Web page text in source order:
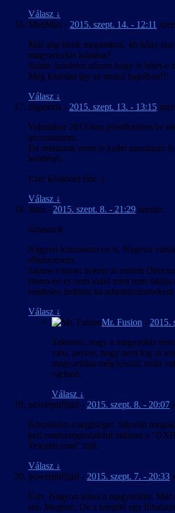
Válasz ↓
MadMax - 2015. szept. 14. - 12:11
Már alig bírok magammal, kb hány
magyarosítás kiadása?
Szinte óránként nézem hogy le lehet-e
Még kitartást így az utolsó hajrában!!!
Válasz ↓
Sigmoria - 2015. szept. 13. - 13:15
Valamikor 2013-ban jelentkeztem be
accountomra.
De miattatok most le kellet porolnom
letöltését.
Ezer köszönet érte :).
Válasz ↓
Jano - 2015. szept. 8. - 21:29 szerint:
Sziasztok.
Nagyon koszonom en is. Nagyon
elismeresem.
Sajnos viszont nekem is eredeti
steam-en es nem indul mert nem talalja
rendesen inditom ha
Válasz ↓
Mr. Fusion - 2015.
Tekintve, hogy a magyarítás
való, persze, hogy nem fog rá
magyarítása még készül, talán
várható.
Válasz ↓
powerpuffgirl - 2015. szept. 8. - 20:07
Köszönöm a segítséget. Sikerült
kell rendszergazdaként indítani a
Telepito.cmd” fájlt.
Válasz ↓
powerpuffgirl - 2015. szept. 7. - 20:33
Üdv. Nagyon köszi a magyarítást. Már
reá. Megérte. De a telepítő egy